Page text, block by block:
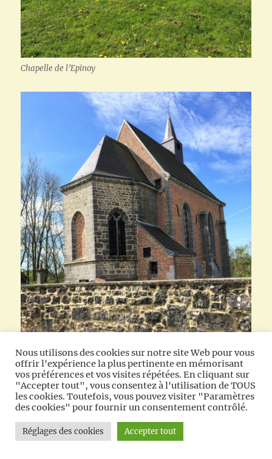
Chapelle de l’Epinoy
Chapelle de l’Epinoy
Nous utilisons des cookies sur notre site Web pour vous
offrir l'expérience la plus pertinente en mémorisant
vos préférences et vos visites répétées. En cliquant sur
"Accepter tout", vous consentez à l'utilisation de TOUS
les cookies. Toutefois, vous pouvez visiter "Paramètres
des cookies" pour fournir un consentement contrôlé.
Réglages des cookies Accepter tout